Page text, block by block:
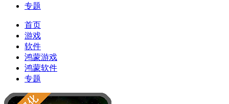
专题
首页
游戏
软件
鸿蒙游戏
鸿蒙软件
专题